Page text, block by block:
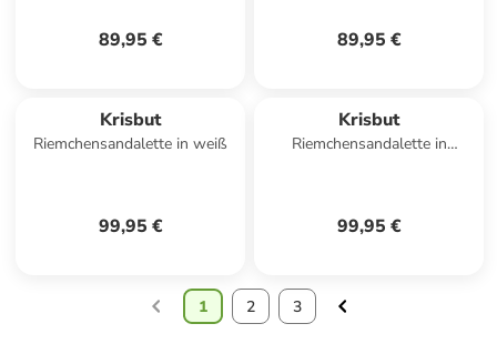
89,95 € 89,95 €
Krisbut
Riemchensandalette in weiß
99,95 €
Krisbut
Riemchensandalette in
99,95 €
1 2 3